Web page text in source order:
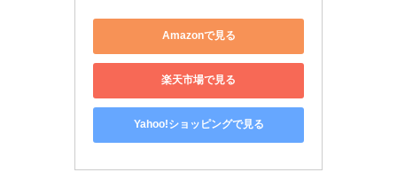
Amazonで見る
楽天市場で見る
Yahoo!ショッピングで見る